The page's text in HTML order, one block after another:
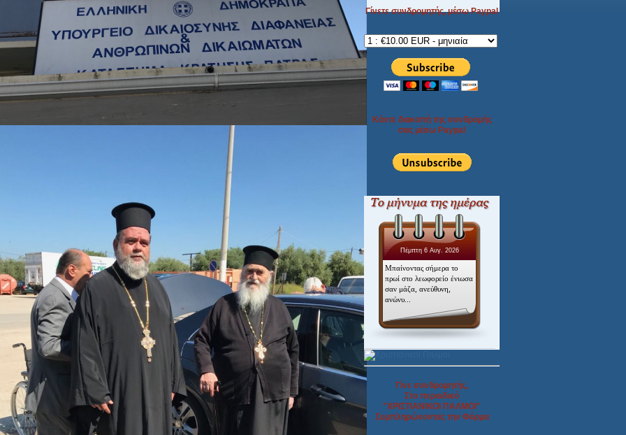
Γίνετε συνδρομητής, μέσω Paypal
Κάντε διακοπή της συνδρομής
σας μέσω Paypal
Πέμπτη 6 Αυγ. 2026
Μπαίνοντας σήμερα το
πρωί στο λεωφορείο ένιωσα
σαν μάζα, ανεύθυνη,
ανώνυ...
Γίνε συνδρομητής,
Στο περιοδικό
"ΧΡΙΣΤΙΑΝΙΚΟΙ ΠΑΛΜΟΙ"
Συμπληρώνοντας την Φόρμα